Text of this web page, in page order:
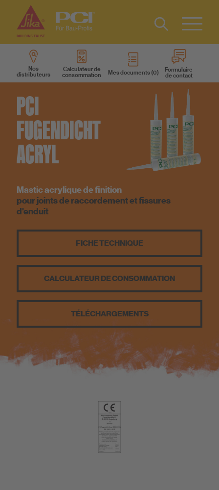
Produits
Outils
Qui sommes-nous ?
Type 2 or
more
characters
for results.
Nos
distributeurs
Calculateur de
consommation
Mes documents
Formulaire
de contact
Contact
PCI
FUGENDICHT
ACRYL
Mastic acrylique de finition
pour joints de raccordement et fissures
d'enduit
FICHE TECHNIQUE
CALCULATEUR DE CONSOMMATION
TÉLÉCHARGEMENTS